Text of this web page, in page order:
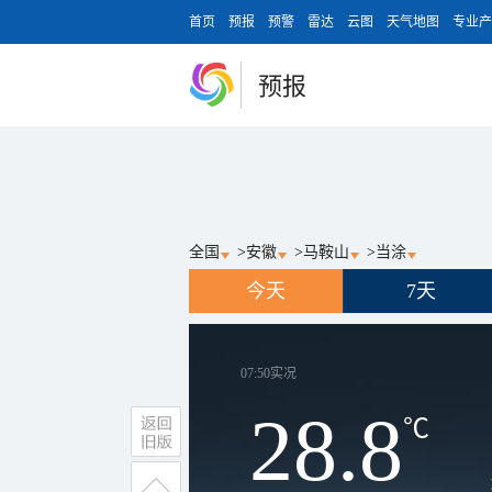
首页 预报 预警 雷达 云图 天气地图 专业
预报
全国 >安徽 >马鞍山 > 当涂
今天 7天
07:50实况
28.8℃